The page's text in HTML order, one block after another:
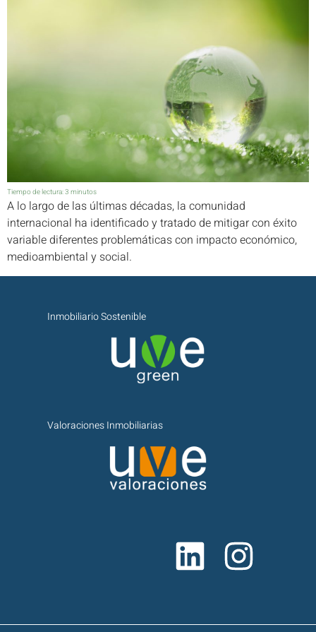
Tiempo de lectura:3 minutos
A lo largo de las últimas décadas, la comunidad
internacional ha identificado y tratado de mitigar con éxito
variable diferentes problemáticas con impacto económico,
medioambiental y social.
Valoraciones Inmobiliarias
Inmobiliario Sostenible